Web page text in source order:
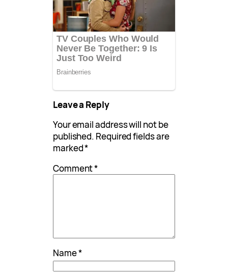
Leave a Reply
Your email address will not be
published. Required fields are
marked*
Comment*
Name*